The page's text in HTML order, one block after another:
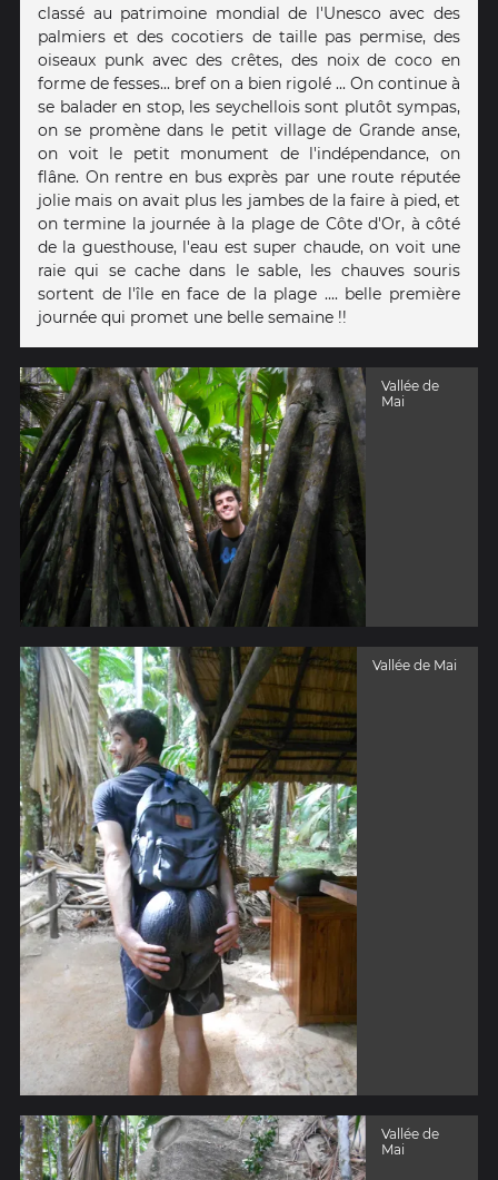
classé au patrimoine mondial de l'Unesco avec des
palmiers et des cocotiers de taille pas permise, des
oiseaux punk avec des crêtes, des noix de coco en
forme de fesses... bref on a bien rigolé ... On continue à
se balader en stop, les seychellois sont plutôt sympas,
on se promène dans le petit village de Grande anse,
on voit le petit monument de l'indépendance, on
flâne. On rentre en bus exprès par une route réputée
jolie mais on avait plus les jambes de la faire à pied, et
on termine la journée à la plage de Côte d'Or, à côté
de la guesthouse, l'eau est super chaude, on voit une
raie qui se cache dans le sable, les chauves souris
sortent de l'île en face de la plage .... belle première
journée qui promet une belle semaine !!
Vallée de
Mai
Vallée de Mai
Vallée de
Mai